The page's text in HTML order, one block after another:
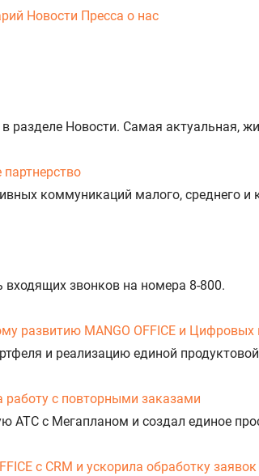
Новости Пресса о нас
разделе Новости. Самая актуальная,
коммуникаций малого, среднего и
входящих звонков на номера 8-800.
развитию MANGO OFFICE и
и реализацию единой
работу с повторными заказами
АТС с Мегапланом и создал единое
с CRM и ускорила обработку заявок